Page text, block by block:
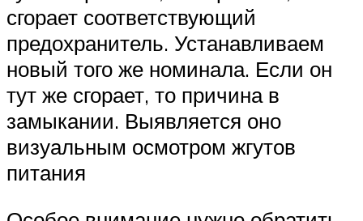
сгорает соответствующий
предохранитель. Устанавливаем
новый того же номинала. Если он
тут же сгорает, то причина в
замыкании. Выявляется оно
визуальным осмотром жгутов
питания